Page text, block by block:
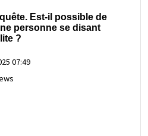
Est-il possible de
personne se disant
?
07:49